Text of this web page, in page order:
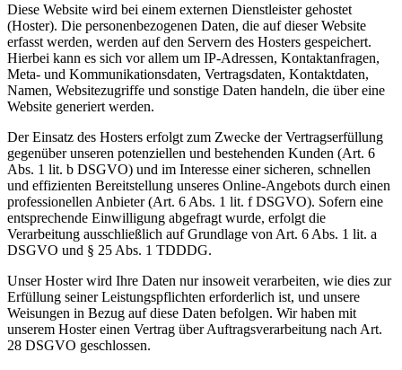
Diese Website wird bei einem externen Dienstleister gehostet
(Hoster). Die personenbezogenen Daten, die auf dieser Website
erfasst werden, werden auf den Servern des Hosters gespeichert.
Hierbei kann es sich vor allem um IP-Adressen, Kontaktanfragen,
Meta- und Kommunikationsdaten, Vertragsdaten, Kontaktdaten,
Namen, Websitezugriffe und sonstige Daten handeln, die über eine
Website generiert werden.
Der Einsatz des Hosters erfolgt zum Zwecke der Vertragserfüllung
gegenüber unseren potenziellen und bestehenden Kunden (Art. 6
Abs. 1 lit. b DSGVO) und im Interesse einer sicheren, schnellen
und effizienten Bereitstellung unseres Online-Angebots durch einen
professionellen Anbieter (Art. 6 Abs. 1 lit. f DSGVO). Sofern eine
entsprechende Einwilligung abgefragt wurde, erfolgt die
Verarbeitung ausschließlich auf Grundlage von Art. 6 Abs. 1 lit. a
DSGVO und § 25 Abs. 1 TDDDG.
Unser Hoster wird Ihre Daten nur insoweit verarbeiten, wie dies zur
Erfüllung seiner Leistungspflichten erforderlich ist, und unsere
Weisungen in Bezug auf diese Daten befolgen. Wir haben mit
unserem Hoster einen Vertrag über Auftragsverarbeitung nach Art.
28 DSGVO geschlossen.